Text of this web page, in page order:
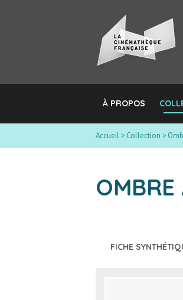
À PROPOS
Accueil > Collection >
OMBRE
FICHE